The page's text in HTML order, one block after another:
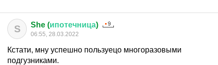
S She (ипотечница)
06:55, 28.03.2022
Кстати, мну успешно пользуецо многоразовыми
подгузниками.